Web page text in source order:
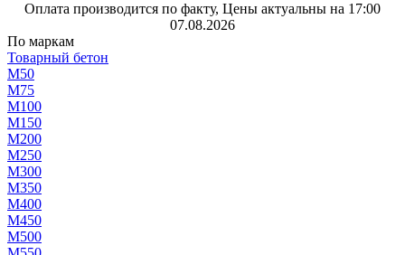
Оплата производится по факту, Цены актуальны на 17:00
07.08.2026
По маркам
Товарный бетон
М50
М75
М100
М150
М200
М250
М300
М350
М400
М450
М500